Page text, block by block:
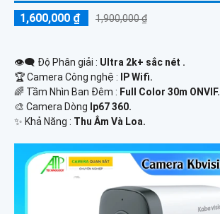
1,600,000 ₫ 1,900,000 ₫
👁️‍🗨 Độ Phân giải : Ultra 2k+ sắc nét .
🏆 Camera Công nghệ :
IP Wifi.
🌈 Tầm Nhìn Ban Đêm : Full Color 30m ONVIF.
🎨 Camera Dòng Ip67 360.
️✨ Khả Năng : Thu Âm Và Loa.